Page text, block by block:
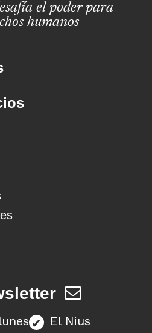
el poder para
humanos
El Nius